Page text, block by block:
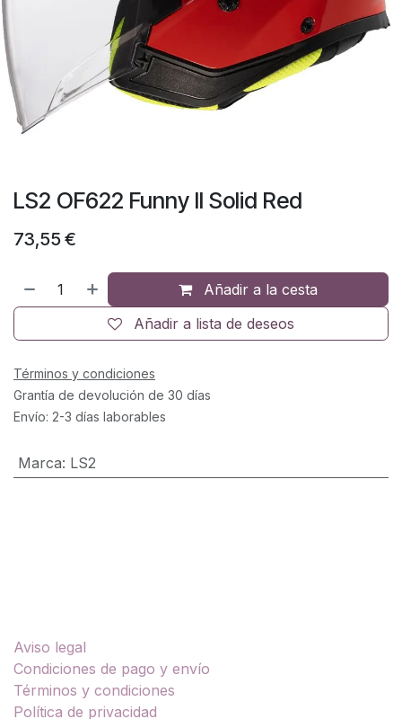
LS2 OF622 Funny II Solid Red
73,55 €
Añadir a la cesta
Añadir a lista de deseos
Términos y condiciones
Grantía de devolución de 30 días
Envío: 2-3 días laborables
Marca: LS2
Aviso legal
Condiciones de pago y envío
Términos y condiciones
Política de privacidad